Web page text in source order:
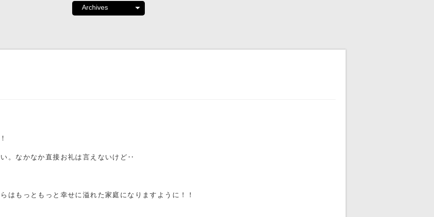
。なかなか直接お礼は言えないけど‥
はもっともっと幸せに溢れた家庭になりますように！！